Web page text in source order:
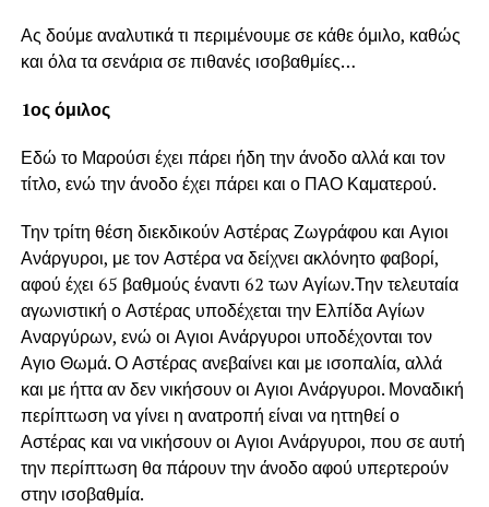
Ας δούμε αναλυτικά τι περιμένουμε σε κάθε όμιλο, καθώς
και όλα τα σενάρια σε πιθανές ισοβαθμίες…
1ος όμιλος
Εδώ το Μαρούσι έχει πάρει ήδη την άνοδο αλλά και τον
τίτλο, ενώ την άνοδο έχει πάρει και ο ΠΑΟ Καματερού.
Την τρίτη θέση διεκδικούν Αστέρας Ζωγράφου και Αγιοι
Ανάργυροι, με τον Αστέρα να δείχνει ακλόνητο φαβορί,
αφού έχει 65 βαθμούς έναντι 62 των Αγίων.Την τελευταία
αγωνιστική ο Αστέρας υποδέχεται την Ελπίδα Αγίων
Αναργύρων, ενώ οι Αγιοι Ανάργυροι υποδέχονται τον
Αγιο Θωμά. Ο Αστέρας ανεβαίνει και με ισοπαλία, αλλά
και με ήττα αν δεν νικήσουν οι Αγιοι Ανάργυροι. Μοναδική
περίπτωση να γίνει η ανατροπή είναι να ηττηθεί ο
Αστέρας και να νικήσουν οι Αγιοι Ανάργυροι, που σε αυτή
την περίπτωση θα πάρουν την άνοδο αφού υπερτερούν
στην ισοβαθμία.